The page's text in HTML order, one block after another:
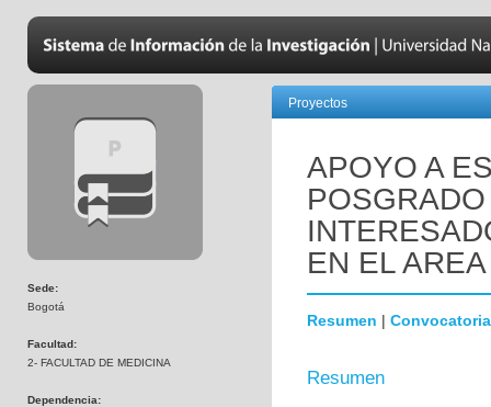
Sede:
Bogotá
Facultad:
2- FACULTAD DE MEDICINA
Dependencia:
Proyectos
APOYO A
EN EL
Resumen | Convocatoria
Resumen